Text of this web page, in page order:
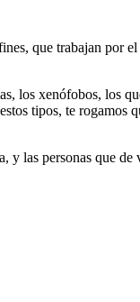
que trabajan por
los xenófobos, los
tipos, te rogamos
y las personas que de